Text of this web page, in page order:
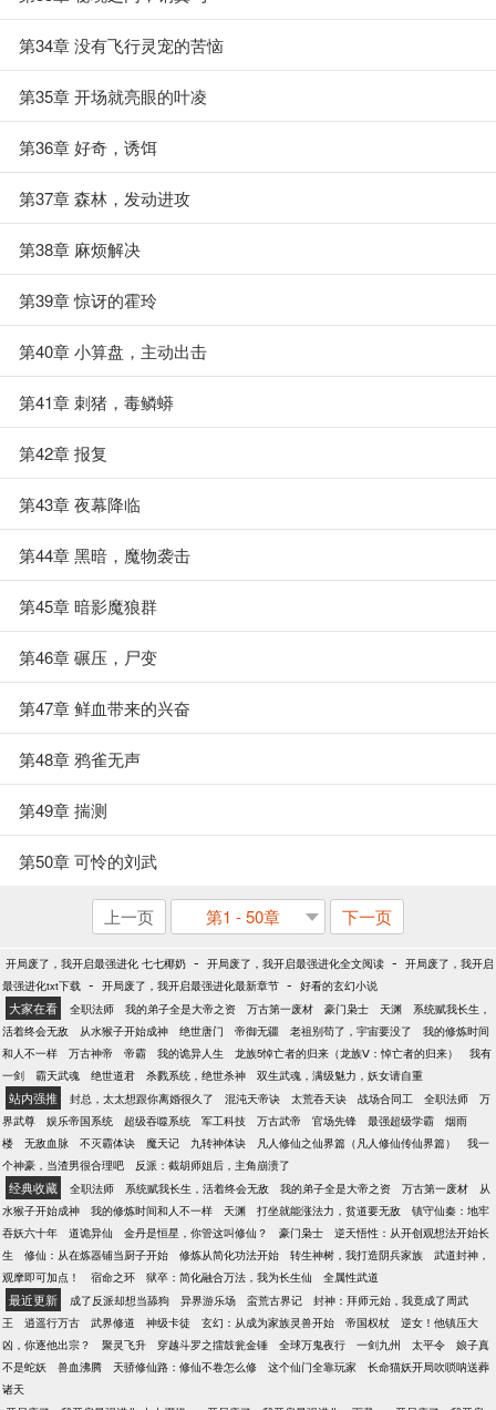
第34章 没有飞行灵宠的苦恼
第35章 开场就亮眼的叶凌
第36章 好奇，诱饵
第37章 森林，发动进攻
第38章 麻烦解决
第39章 惊讶的霍玲
第40章 小算盘，主动出击
第41章 刺猪，毒鳞蟒
第42章 报复
第43章 夜幕降临
第44章 黑暗，魔物袭击
第45章 暗影魔狼群
第46章 碾压，尸变
第47章 鲜血带来的兴奋
第48章 鸦雀无声
第49章 揣测
第50章 可怜的刘武
上一页 第1 - 50章 下一页
开局废了，我开启最强进化 七七椰奶 - 开局废了，我开启最强进化全文阅读 - 开局废了，我开启
最强进化txt下载 - 开局废了，我开启最强进化最新章节 - 好看的玄幻小说
大家在看 全职法师 我的弟子全是大帝之资 万古第一废材 豪门枭士 天渊
系统赋我长生，
活着终会无敌
从水猴子开始成神 绝世唐门 帝御无疆 老祖别苟了，宇宙要没了
我的修炼时间
和人不一样
万古神帝 帝霸 我的诡异人生 龙族5悼亡者的归来（龙族Ⅴ：悼亡者的归来）
我有
一剑
霸天武魂 绝世道君 杀戮系统，绝世杀神 双生武魂，满级魅力，妖女请自重
站内强推 封总，太太想跟你离婚很久了 混沌天帝诀 太荒吞天诀 战场合同工 全职法师
万
界武尊
娱乐帝国系统 超级吞噬系统 军工科技 万古武帝 官场先锋 最强超级学霸
烟雨
楼
无敌血脉 不灭霸体诀 魔天记 九转神体诀 凡人修仙之仙界篇（凡人修仙传仙界篇）
我一
个神豪，当渣男很合理吧
反派：截胡师姐后，主角崩溃了
经典收藏 全职法师 系统赋我长生，活着终会无敌 我的弟子全是大帝之资 万古第一废材
从
水猴子开始成神
我的修炼时间和人不一样 天渊 打坐就能涨法力，贫道要无敌
镇守仙秦：地牢
吞妖六十年
道诡异仙 金丹是恒星，你管这叫修仙？ 豪门枭士
逆天悟性：从开创观想法开始长
生
修仙：从在炼器铺当厨子开始 修炼从简化功法开始 转生神树，我打造阴兵家族
武道封神，
观摩即可加点！
宿命之环 狱卒：简化融合万法，我为长生仙 全属性武道
最近更新 成了反派却想当舔狗 异界游乐场 蛮荒古界记
封神：拜师元始，我竟成了周武
王
逍遥行万古 武界修道 神级卡徒 玄幻：从成为家族灵兽开始 帝国权杖
逆女！他镇压大
凶，你逐他出宗？
聚灵飞升 穿越斗罗之擂鼓瓮金锤 全球万鬼夜行 一剑九州 太平令
娘子真
不是蛇妖
兽血沸腾 天骄修仙路：修仙不卷怎么修 这个仙门全靠玩家
长命猫妖开局吹唢呐送葬
诸天